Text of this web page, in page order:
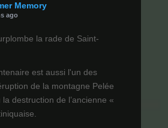
Memory
ago
la rade de Saint-
est aussi l'un des
de la montagne Pelée
destruction de l’ancienne «